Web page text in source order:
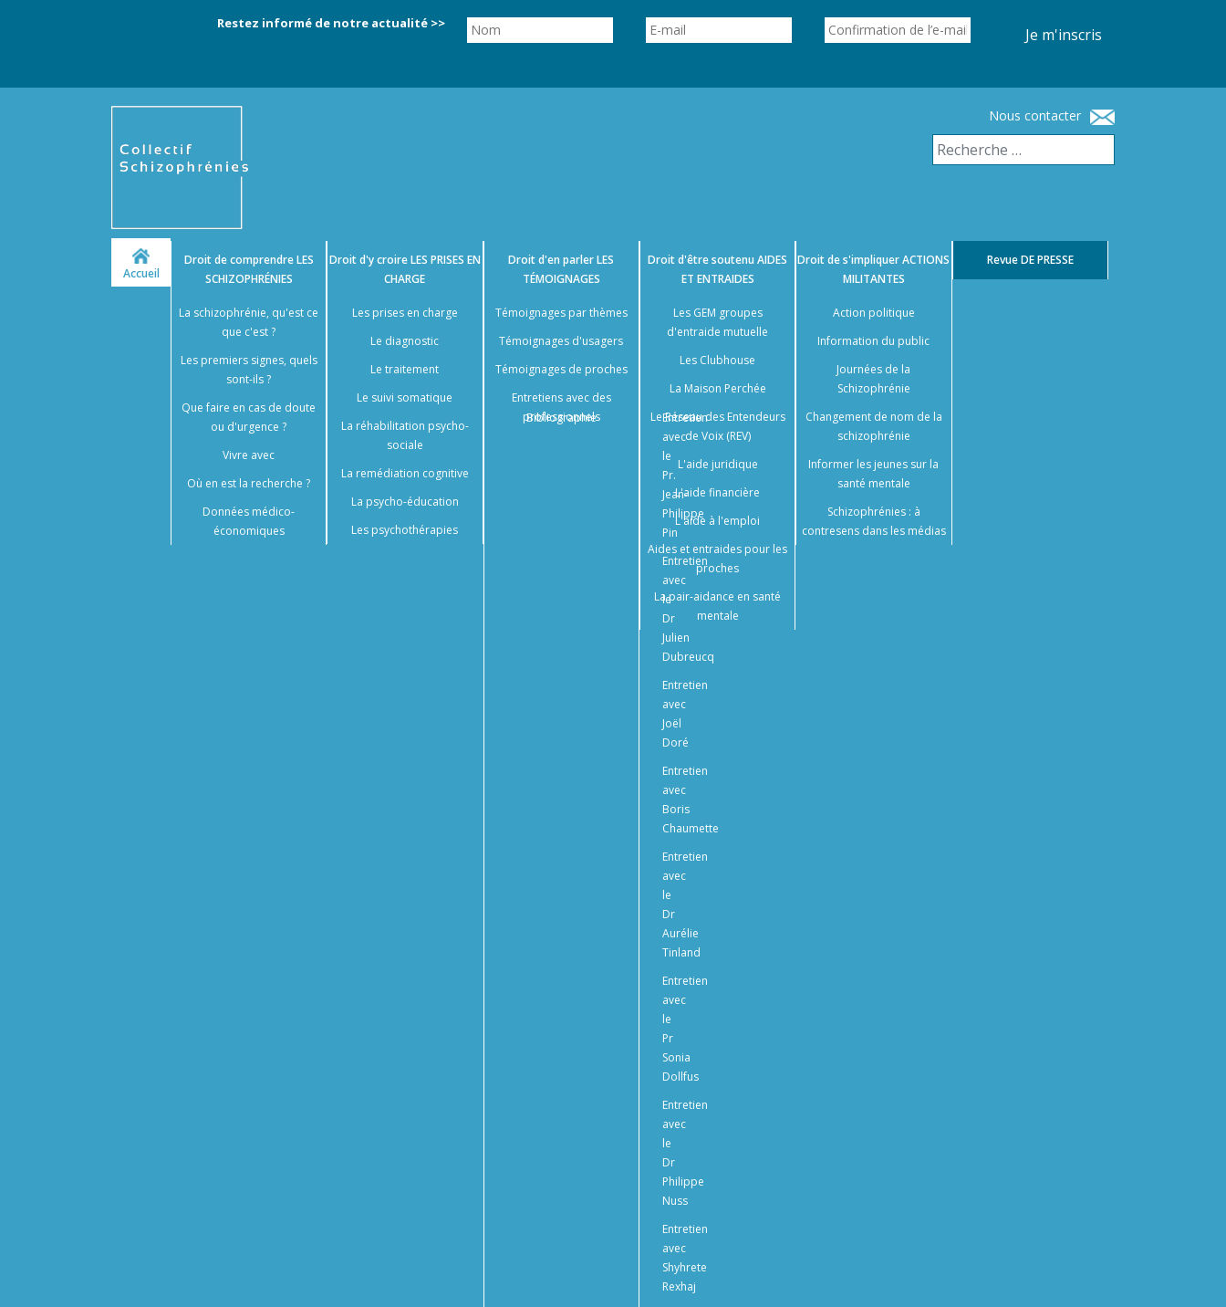
Restez informé de notre actualité >>
Je m'inscris
Nous contacter
Accueil
Droit de comprendreLES
SCHIZOPHRÉNIES
La schizophrénie, qu'est ce
que c'est ?
Les premiers signes, quels
sont-ils ?
Que faire en cas de doute
ou d'urgence ?
Vivre avec
Où en est la recherche ?
Données médico-
économiques
Droit d'y croireLES PRISES EN
CHARGE
Les prises en charge
Le diagnostic
Le traitement
Le suivi somatique
La réhabilitation psycho-
sociale
La remédiation cognitive
La psycho-éducation
Les psychothérapies
Droit d'en parlerLES
TÉMOIGNAGES
Témoignages par thèmes
Témoignages d'usagers
Témoignages de proches
Entretiens avec des
professionnels
Entretien
avec
le
Pr.
Jean-
Philippe
Pin
Entretien
avec
le
Dr
Julien
Dubreucq
Entretien
avec
Joël
Doré
Entretien
avec
Boris
Chaumette
Entretien
avec
le
Dr
Aurélie
Tinland
Entretien
avec
le
Pr
Sonia
Dollfus
Entretien
avec
le
Dr
Philippe
Nuss
Entretien
avec
Shyhrete
Rexhaj
Bibliographie
Droit d'être soutenuAIDES
ET ENTRAIDES
Les GEM groupes
d'entraide mutuelle
Les Clubhouse
La Maison Perchée
Le Réseau des Entendeurs
de Voix (REV)
L'aide juridique
L'aide financière
L'aide à l'emploi
Aides et entraides pour les
proches
La pair-aidance en santé
mentale
Droit de s'impliquerACTIONS
MILITANTES
Action politique
Information du public
Journées de la
Schizophrénie
Changement de nom de la
schizophrénie
Informer les jeunes sur la
santé mentale
Schizophrénies : à
contresens dans les médias
RevueDE PRESSE